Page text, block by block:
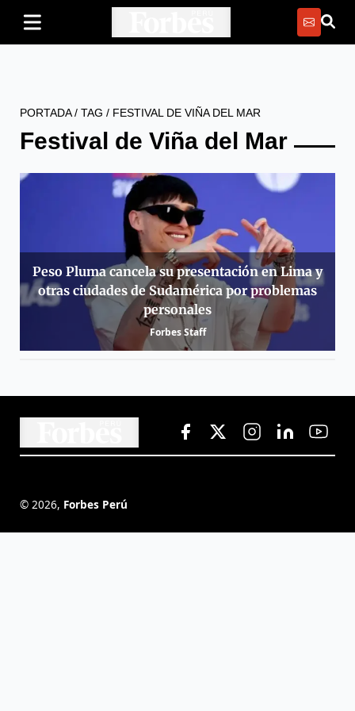
PORTADA/ TAG / FESTIVAL DE VIÑA DEL MAR
Festival de Viña del Mar
Peso Pluma cancela su presentación en Lima y
otras ciudades de Sudamérica por problemas
personales
Forbes Staff
© 2026, Forbes Perú